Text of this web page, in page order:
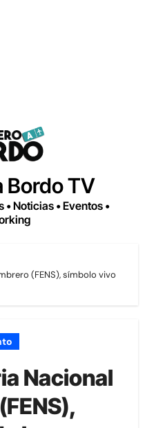
Bordo TV
Noticias • Eventos •
(FENS), símbolo vivo
Nacional